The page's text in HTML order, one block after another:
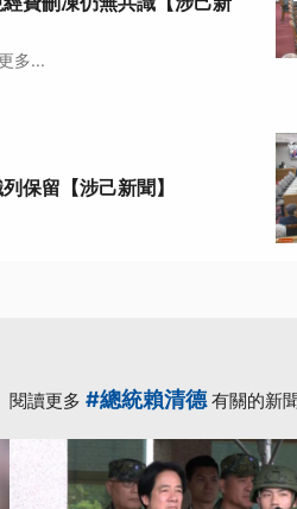
多...
保留【涉己新聞】
閱讀更多 #總統賴清德有關的新